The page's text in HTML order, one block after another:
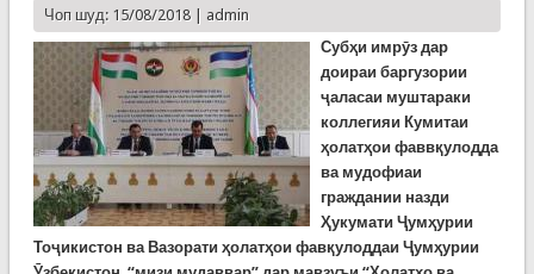
Чоп шуд: 15/08/2018 | admin
Субҳи имрӯз дар
доираи баргузории
ҷаласаи муштараки
коллегияи Кумитаи
ҳолатҳои фаввқулодда
ва мудофиаи
граждании назди
Ҳукумати Ҷумҳурии
Тоҷикистон ва Вазорати ҳолатҳои фавқулоддаи Ҷумҳурии